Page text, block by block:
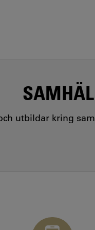
utbildar kring